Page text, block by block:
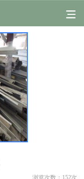
浏览次数： 152次